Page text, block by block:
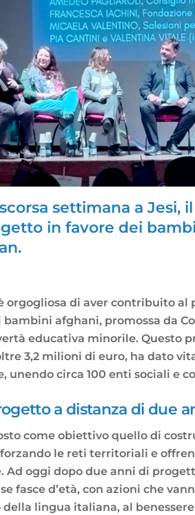
settimana a
in favore dei
orgogliosa di aver contribuito al
bambini afghani, promossa da
educativa minorile. Questo
3,2 milioni di euro, ha dato
unendo circa 100 enti sociali e
a distanza di due
come obiettivo quello di
le reti territoriali e
Ad oggi dopo due anni di
fasce d’età, con azioni che
lingua italiana, al